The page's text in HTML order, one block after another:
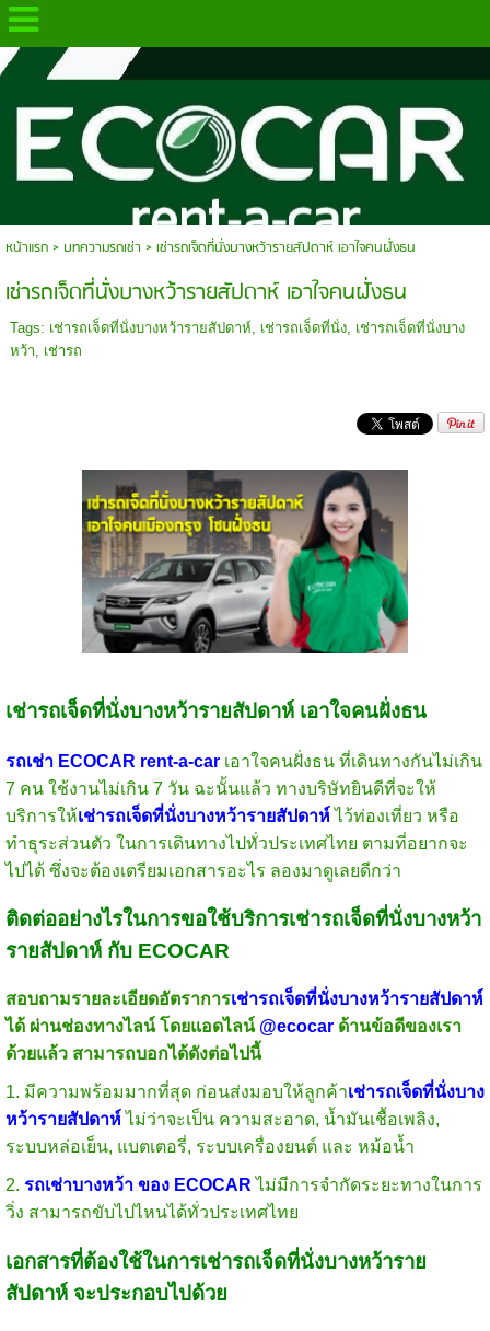
.
หน้าแรก> บทความรถเช่า > เช่ารถเจ็ดที่นั่งบางหว้ารายสัปดาห์ เอาใจคนฝั่งธน
เช่ารถเจ็ดที่นั่งบางหว้ารายสัปดาห์ เอาใจคนฝั่งธน
Tags: เช่ารถเจ็ดที่นั่งบางหว้ารายสัปดาห์, เช่ารถเจ็ดที่นั่ง, เช่ารถเจ็ดที่นั่งบาง
หว้า, เช่ารถ
เช่ารถเจ็ดที่นั่งบางหว้ารายสัปดาห์ เอาใจคนฝั่งธน
รถเช่า ECOCAR rent-a-carเอาใจคนฝั่งธน ที่เดินทางกันไม่เกิน
7 คน ใช้งานไม่เกิน 7 วัน ฉะนั้นแล้ว ทางบริษัทยินดีที่จะให้
บริการให้เช่ารถเจ็ดที่นั่งบางหว้ารายสัปดาห์ ไว้ท่องเที่ยว หรือ
ทำธุระส่วนตัว ในการเดินทางไปทั่วประเทศไทย ตามที่อยากจะ
ไปได้ ซึ่งจะต้องเตรียมเอกสารอะไร ลองมาดูเลยดีกว่า
ติดต่ออย่างไรในการขอใช้บริการเช่ารถเจ็ดที่นั่งบางหว้า
รายสัปดาห์ กับ ECOCAR
สอบถามรายละเอียดอัตราการเช่ารถเจ็ดที่นั่งบางหว้ารายสัปดาห์
ได้ ผ่านช่องทางไลน์ โดยแอดไลน์ @ecocarด้านข้อดีของเรา
ด้วยแล้ว สามารถบอกได้ดังต่อไปนี้
1. มีความพร้อมมากที่สุด ก่อนส่งมอบให้ลูกค้าเช่ารถเจ็ดที่นั่งบาง
หว้ารายสัปดาห์ ไม่ว่าจะเป็น ความสะอาด, น้ำมันเชื้อเพลิง,
ระบบหล่อเย็น, แบตเตอรี่, ระบบเครื่องยนต์ และ หม้อน้ำ
2. รถเช่าบางหว้า ของ ECOCAR ไม่มีการจำกัดระยะทางในการ
วิ่ง สามารถขับไปไหนได้ทั่วประเทศไทย
เอกสารที่ต้องใช้ในการเช่ารถเจ็ดที่นั่งบางหว้าราย
สัปดาห์ จะประกอบไปด้วย